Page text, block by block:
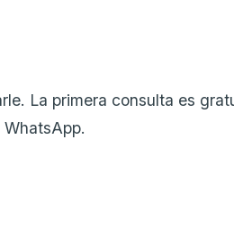
La primera consulta es